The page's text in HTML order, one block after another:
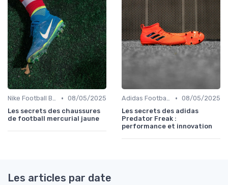
Nike Football Boots • 08/05/2025
Les secrets des chaussures
de football mercurial jaune
Adidas Football Boots • 08/05/2025
Les secrets des adidas
Predator Freak :
performance et innovation
Les articles par date